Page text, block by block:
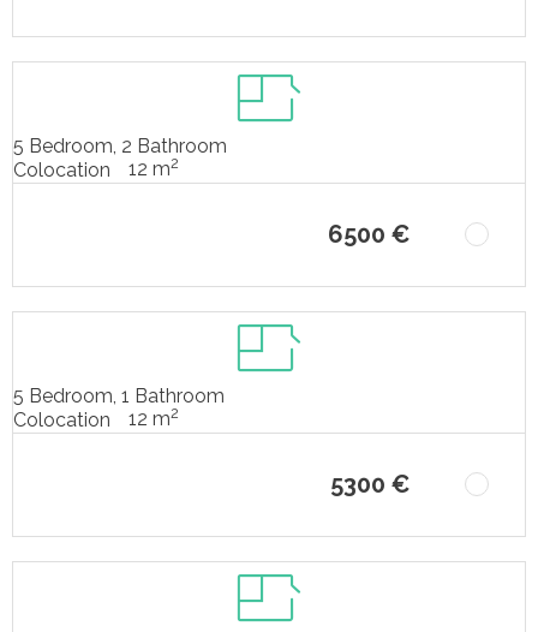
5 Bedroom, 2 Bathroom
Colocation
12 m2
6500 €
5 Bedroom, 1 Bathroom
Colocation
12 m2
5300 €